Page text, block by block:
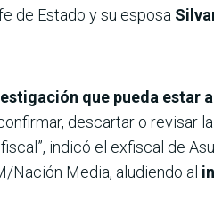
de Estado y su esposa
que pueda estar
descartar o revisar
indicó el exfiscal de
Nación Media, aludiendo al